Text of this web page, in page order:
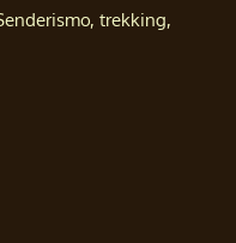
trekking,